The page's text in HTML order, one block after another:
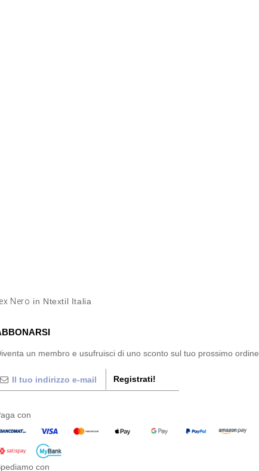
Nero in Ntextil Italia
un membro e usufruisci di uno sconto sul tuo prossimo ordine
Registrati!
con
con